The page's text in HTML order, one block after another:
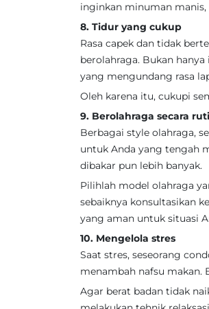
inginkan minuman
8. Tidur yang cukup
Rasa capek dan tidak
berolahraga. Bukan
yang mengundang rasa
Oleh karena itu, cukupi
9. Berolahraga secara
Berbagai style olahraga,
untuk Anda yang tengah
dibakar pun lebih banyak.
Pilihlah model olahraga
sebaiknya konsultasikan
yang aman untuk situasi
10. Mengelola stres
Saat stres, seseorang
menambah nafsu makan.
Agar berat badan tidak